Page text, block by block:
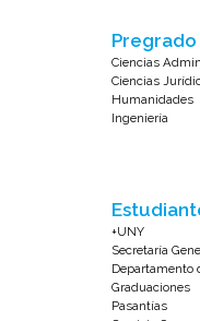
Pregrado
Ciencias
Ciencias
Humanidades
Ingeniería
+UNY
Secretaría
Departamento
Graduaciones
Pasantías